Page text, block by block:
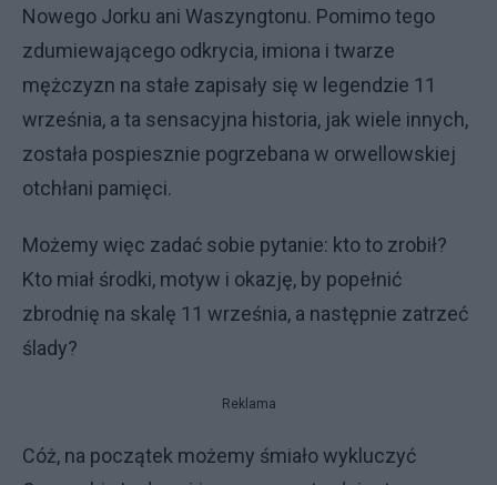
Nowego Jorku ani Waszyngtonu. Pomimo tego
zdumiewającego odkrycia, imiona i twarze
mężczyzn na stałe zapisały się w legendzie 11
września, a ta sensacyjna historia, jak wiele innych,
została pospiesznie pogrzebana w orwellowskiej
otchłani pamięci.
Możemy więc zadać sobie pytanie: kto to zrobił?
Kto miał środki, motyw i okazję, by popełnić
zbrodnię na skalę 11 września, a następnie zatrzeć
ślady?
Reklama
Cóż, na początek możemy śmiało wykluczyć